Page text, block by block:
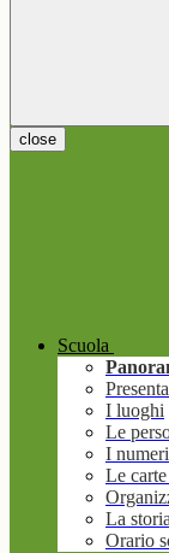
close
Scuola
I luoghi
Le
I
Le
La storia
Orario